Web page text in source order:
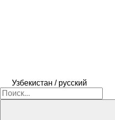
Узбекистан / русский